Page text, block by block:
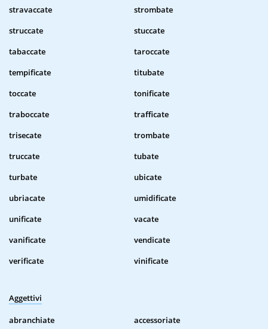
stravaccate
strombate
struccate
stuccate
tabaccate
taroccate
tempificate
titubate
toccate
tonificate
traboccate
trafficate
trisecate
trombate
truccate
tubate
turbate
ubicate
ubriacate
umidificate
unificate
vacate
vanificate
vendicate
verificate
vinificate
Aggettivi
abranchiate
accessoriate